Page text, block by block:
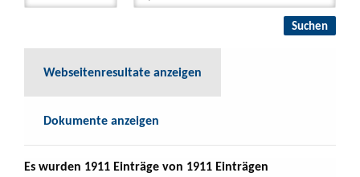
Webseitenresultate anzeigen
Dokumente anzeigen
Es wurden 1911 Einträge von 1911 Einträgen